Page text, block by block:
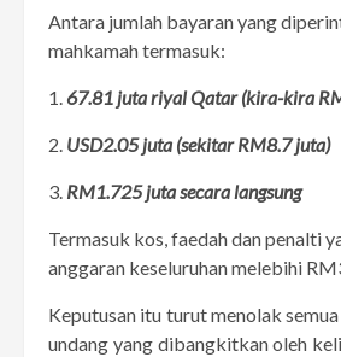
Antara jumlah bayaran yang
mahkamah termasuk:
1.67.81 juta riyal Qatar (kira-kira
2. USD2.05 juta (sekitar RM8.7 juta)
3. RM1.725 juta secara langsung
Termasuk kos, faedah dan penalti
anggaran keseluruhan melebihi
Keputusan itu turut menolak
undang yang dibangkitkan oleh